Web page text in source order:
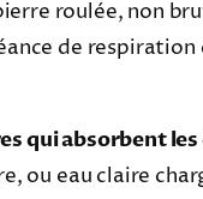
roulée, non
de
qui absorbent
ou eau claire